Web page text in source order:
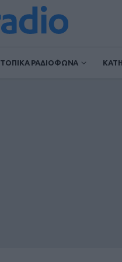
ΤΟΠΙΚΑ ΡΑΔΙΟΦΩΝΑ